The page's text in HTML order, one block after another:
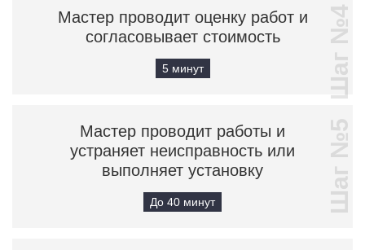
Мастер проводит оценку работ и
согласовывает стоимость
5 минут Шаг №4
Мастер проводит работы и
устраняет неисправность или
выполняет установку
До 40 минут Шаг №5